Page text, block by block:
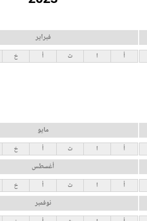
فبراير
أ ا ث أ خ
مايو
أ ا ث أ خ
أغسطس
أ ا ث أ خ
نوفمبر